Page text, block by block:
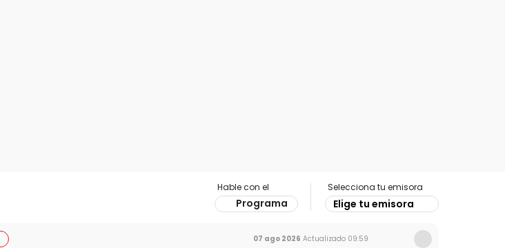
Hable con el
Programa
Selecciona tu emisora
Elige tu emisora
07 ago 2026 Actualizado 09:59